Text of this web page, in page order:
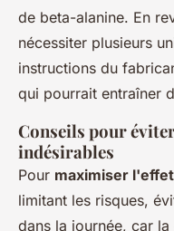
de beta-alanine. En
nécessiter plusieurs
instructions du
qui pourrait entraîner
Conseils pour
indésirables
Pour maximiser
limitant les risques,
dans la journée, car